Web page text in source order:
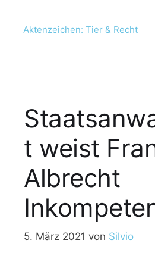
Aktenzeichen: Tier & Recht
t weist
Albrecht
5. März 2021 von Silvio